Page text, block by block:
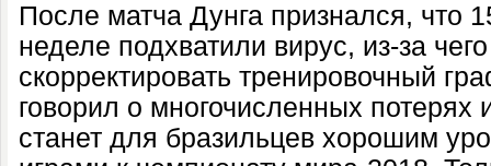
После матча Дунга признался, что
неделе подхватили вирус, из-за
скорректировать тренировочный
говорил о многочисленных потерях
станет для бразильцев хорошим